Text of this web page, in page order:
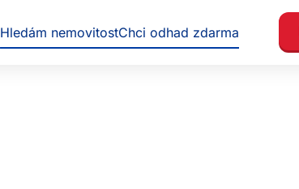
Hledám nemovitostChci odhad zdarma